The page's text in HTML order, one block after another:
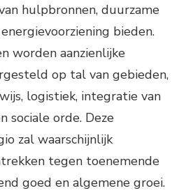
hulpbronnen, duurzame
bieden.
worden aanzienlijke
op tal van gebieden,
logistiek, integratie van
sociale orde. Deze
zal waarschijnlijk
tegen toenemende
goed en algemene groei.